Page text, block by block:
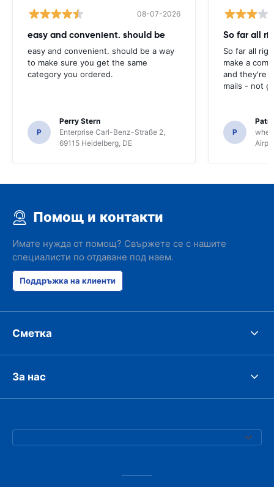
08-07-2026
easy and convenient. should be
easy and convenient. should be a way
to make sure you get the same
category you ordered.
P
Perry Stern
Enterprise Carl-Benz-Straße 2,
69115 Heidelberg, DE
So far all
So far all
make a
and they're
mails - not
P
Помощ и контакти
Имате нужда от помощ? Свържете се с нашите
специалисти по отдаване под наем.
Поддръжка на клиенти
Сметка
За нас